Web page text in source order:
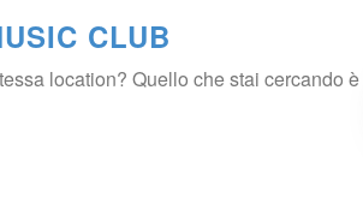
CLUB
location? Quello che stai cercando